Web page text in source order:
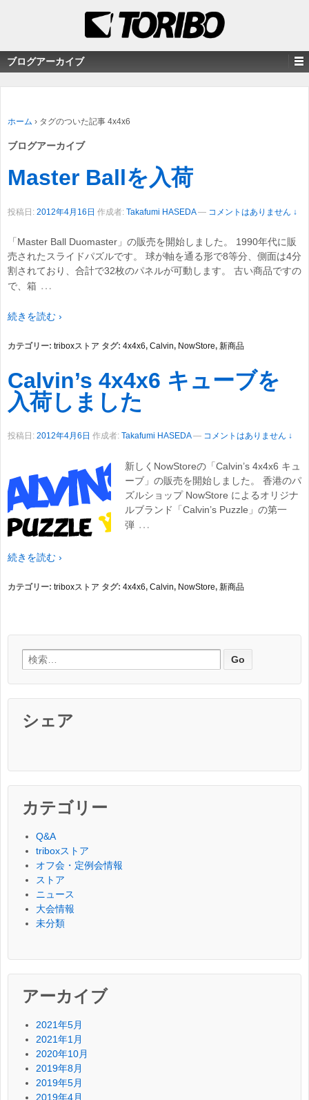
ブログアーカイブ
ホーム › タグのついた記事 4x4x6
ブログアーカイブ
Master Ballを入荷
投稿日: 2012年4月16日 作成者: Takafumi HASEDA — コメントはありません ↓
「Master Ball Duomaster」の販売を開始しました。 1990年代に販
売されたスライドパズルです。 球が軸を通る形で8等分、側面は4分
割されており、合計で32枚のパネルが可動します。 古い商品ですの
で、箱 …
続きを読む ›
カテゴリー: triboxストア タグ: 4x4x6, Calvin, NowStore, 新商品
Calvin’s 4x4x6 キューブを
入荷しました
投稿日: 2012年4月6日 作成者: Takafumi HASEDA — コメントはありません ↓
新しくNowStoreの「Calvin’s 4x4x6 キュ
ーブ」の販売を開始しました。 香港のパ
ズルショップ NowStore によるオリジナ
ルブランド「Calvin’s Puzzle」の第一
弾 …
続きを読む ›
カテゴリー: triboxストア タグ: 4x4x6, Calvin, NowStore, 新商品
検索:
シェア
カテゴリー
Q&A
triboxストア
オフ会・定例会情報
ストア
ニュース
大会情報
未分類
アーカイブ
2021年5月
2021年1月
2020年10月
2019年8月
2019年5月
2019年4月